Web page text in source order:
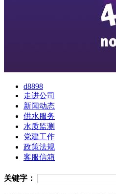
d8898
走进公司
新闻动态
供水服务
水质监测
党建工作
政策法规
客服信箱
关键字：